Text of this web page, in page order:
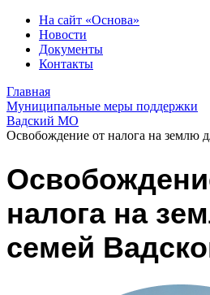
На сайт «Основа»
Новости
Документы
Контакты
Главная
Муниципальные меры поддержки
Вадский МО
Освобождение от налога на землю
налога на
семей